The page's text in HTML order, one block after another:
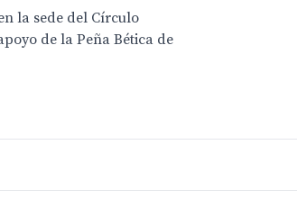
la sede del Círculo
de la Peña Bética de